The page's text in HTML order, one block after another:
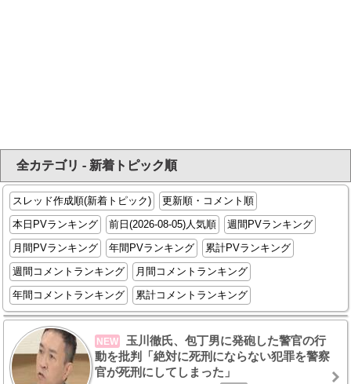
全カテゴリ - 新着トピック順
スレッド作成順(新着トピック)
更新順・コメント順
本日PVランキング
前日(2026-08-05)人気順
週間PVランキング
月間PVランキング
年間PVランキング
累計PVランキング
週間コメントランキング
月間コメントランキング
年間コメントランキング
累計コメントランキング
NEW
玉川徹氏、包丁男に発砲した警官の行
動を批判「絶対に死刑にならない犯罪を警察
官が死刑にしてしまった」